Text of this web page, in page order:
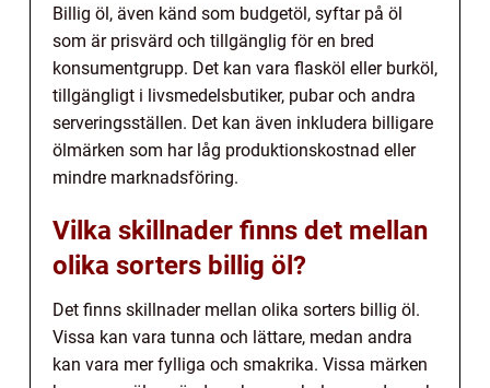
Billig öl, även känd som budgetöl, syftar på öl
som är prisvärd och tillgänglig för en bred
konsumentgrupp. Det kan vara flasköl eller burköl,
tillgängligt i livsmedelsbutiker, pubar och andra
serveringsställen. Det kan även inkludera billigare
ölmärken som har låg produktionskostnad eller
mindre marknadsföring.
Vilka skillnader finns det mellan
olika sorters billig öl?
Det finns skillnader mellan olika sorters billig öl.
Vissa kan vara tunna och lättare, medan andra
kan vara mer fylliga och smakrika. Vissa märken